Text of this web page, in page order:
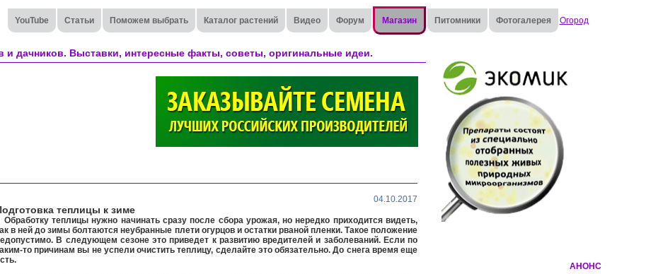
YouTube Статьи Поможем выбрать Каталог растений Видео Форум Магазин Питомники Фотогалерея Огород
и дачников. Выставки, интересные факты, советы, оригинальные идеи.
04.10.2017
теплицы к зиме
Обработку теплицы нужно начинать сразу после сбора урожая, но нередко приходится видеть,
в ней до зимы болтаются неубранные плети огурцов и остатки рваной пленки. Такое положение
В следующем сезоне это приведет к развитию вредителей и заболеваний. Если по
то причинам вы не успели очистить теплицу, сделайте это обязательно. До снега время еще
АНОНС